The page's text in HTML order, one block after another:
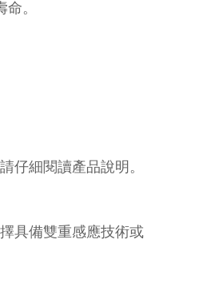
。
仔細閱讀產品說明。
具備雙重感應技術或